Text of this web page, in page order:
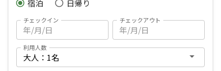
宿泊 日帰り
チェックイン チェックアウト
利用人数